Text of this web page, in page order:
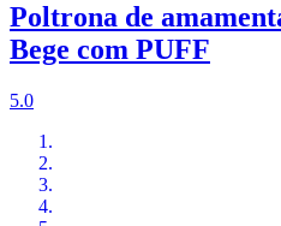
Poltrona de
Bege com PUFF
5.0